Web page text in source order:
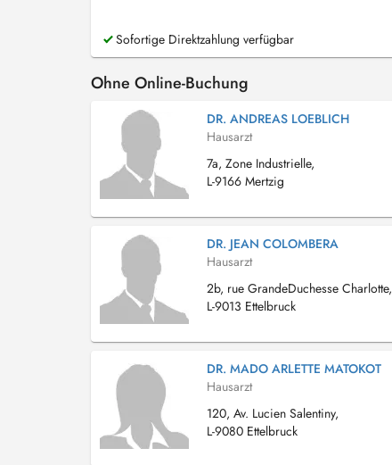
Sofortige Direktzahlung verfügbar
Ohne Online-Buchung
DR. ANDREAS LOEBLICH
Hausarzt
7a, Zone Industrielle,
L-9166 Mertzig
DR. JEAN COLOMBERA
Hausarzt
2b, rue GrandeDuchesse Charlotte,
L-9013 Ettelbruck
DR. MADO ARLETTE MATOKOT
Hausarzt
120, Av. Lucien Salentiny,
L-9080 Ettelbruck